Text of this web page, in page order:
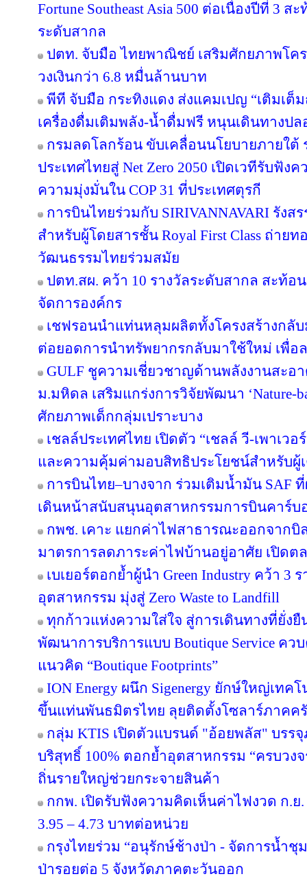
Fortune Southeast Asia 500 ต่อเนื่องปีที่ 3
ระดับสากล
ปตท. จับมือ ไทยพาณิชย์ เสริมศักยภาพโค
วงเงินกว่า 6.8 หมื่นล้านบาท
พีที จับมือ กระทิงแดง ส่งแคมเปญ “เติมเต็
เครื่องดื่มเติมพลัง-น้ำดื่มฟรี หนุนเดินทางป
กรมลดโลกร้อน ขับเคลื่อนนโยบายภายใต้
ประเทศไทยสู่ Net Zero 2050 เปิดเวทีรับฟั
ความมุ่งมั่นใน COP 31 ที่ประเทศตุรกี
การบินไทยร่วมกับ SIRIVANNAVARI รังส
สำหรับผู้โดยสารชั้น Royal First Class ถ่าย
วัฒนธรรมไทยร่วมสมัย
ปตท.สผ. คว้า 10 รางวัลระดับสากล สะท้อ
จัดการองค์กร
เชฟรอนนำแท่นหลุมผลิตทั้งโครงสร้างกลั
ต่อยอดการนำทรัพยากรกลับมาใช้ใหม่ เพื่อ
GULF ชูความเชี่ยวชาญด้านพลังงานสะอ
ม.มหิดล เสริมแกร่งการวิจัยพัฒนา ‘Nature-
ศักยภาพเด็กกลุ่มเปราะบาง
เชลล์ประเทศไทย เปิดตัว “เชลล์ วี-เพาเว
และความคุ้มค่ามอบสิทธิประโยชน์สำหรับผู้
การบินไทย–บางจาก ร่วมเติมน้ำมัน SAF
เดินหน้าสนับสนุนอุตสาหกรรมการบินคาร์บ
กพช. เคาะ แยกค่าไฟสาธารณะออกจาก
มาตรการลดภาระค่าไฟบ้านอยู่อาศัย เปิดต
เบเยอร์ตอกย้ำผู้นำ Green Industry คว้า 3
อุตสาหกรรม มุ่งสู่ Zero Waste to Landfill
ทุกก้าวแห่งความใส่ใจ สู่การเดินทางที่ยั่ง
พัฒนาการบริการแบบ Boutique Service ค
แนวคิด “Boutique Footprints”
ION Energy ผนึก Sigenergy ยักษ์ใหญ่เท
ขึ้นแท่นพันธมิตรไทย ลุยติดตั้งโซลาร์ภาคครั
กลุ่ม KTIS เปิดตัวแบรนด์ "อ้อยพลัส" บร
บริสุทธิ์ 100% ตอกย้ำอุตสาหกรรม “ครบวง
ถิ่นรายใหญ่ช่วยกระจายสินค้า
กกพ. เปิดรับฟังความคิดเห็นค่าไฟงวด ก.ย.
3.95 – 4.73 บาทต่อหน่วย
กรุงไทยร่วม “อนุรักษ์ช้างป่า - จัดการน้ำ
ป่ารอยต่อ 5 จังหวัดภาคตะวันออก